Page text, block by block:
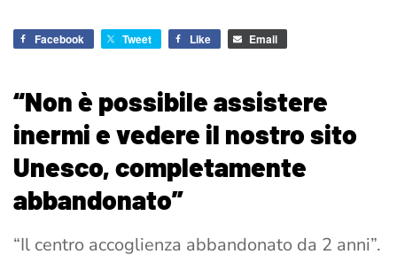
Facebook Tweet Like Email
“Non è possibile assistere
inermi e vedere il nostro sito
Unesco, completamente
abbandonato”
“Il centro accoglienza abbandonato da 2 anni”.